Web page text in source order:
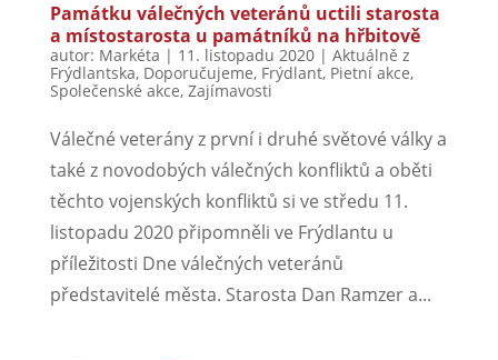
Památku válečných veteránů uctili starosta
a místostarosta u památníků na hřbitově
autor: Markéta | 11. listopadu 2020| Aktuálně z
Frýdlantska, Doporučujeme, Frýdlant, Pietní akce,
Společenské akce, Zajímavosti
Válečné veterány z první i druhé světové války a
také z novodobých válečných konfliktů a oběti
těchto vojenských konfliktů si ve středu 11.
listopadu 2020 připomněli ve Frýdlantu u
příležitosti Dne válečných veteránů
představitelé města. Starosta Dan Ramzer a...